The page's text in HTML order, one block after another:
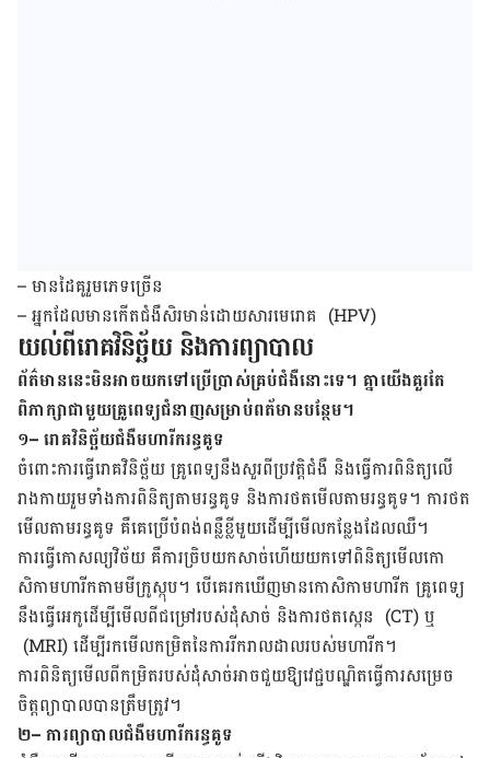
–មាន​ដៃ​គូ​រួម​ភេទ​ច្រើន
–អ្នក​ដែល​មាន​កើត​ជំងឺសិរមាន់​ដោយ​សារ​មេរោគ (HPV)
យល់​ពី​រោគ​វិនិច្ឆ័យ និងការ​ព្យា​បាល
ព័ត៌​មាន​នេះ​មិន​អាច​យក​ទៅ​ប្រើ​ប្រាស់​គ្រប់​ជំងឺ​នោះ​ទេ។ គ្នាយើង​គួរ​តែ​
ពិភាក្សា​ជា​មួយ​គ្រូ​ពេទ្យ​ជំនាញ​សម្រាប់​​ពត័​មាន​បន្ថែម។
១– រោគវិនិច្ឆ័យជំងឺមហារីករន្ធគូទ
ចំពោះ​ការ​ធ្វើ​រោគ​វិនិច្ឆ័យ គ្រូ​ពេទ្យ​នឹង​សួរ​ពី​ប្រវត្ដិ​ជំងឺ និង​ធ្វើ​ការ​ពិនិត្យ​លើ​
រាង​កាយ​រួម​ទាំង​ការ​ពិនិត្យ​តាម​រន្ធ​គូទ និង​ការ​ថត​មើល​តាម​រន្ធ​គូទ។ ការ​ថត​
មើល​តាម​រន្ធ​គូទ គឺ​គេ​ប្រើ​បំពង់​ពន្លឺ​ខ្លី​មួយ​ដើម្បី​មើល​កន្លែង​ដែល​ឈឺ។
ការ​ធ្វើ​កោសល្យ​វិច័យ ​គឺ​ការ​ច្រិប​យក​សាច់ហើយ​យក​ទៅ​ពិនិត្យ​មើល​កោ
សិកា​មហារីក​តាម​មីក្រូស្កុប។ បើ​គេ​រក​ឃើញ​មាន​កោសិកា​មហារីក គ្រូពេទ្យ​
នឹង​​ធ្វើ​អេកូ​ដើម្បី​មើល​ពី​ជម្រៅ​របស់​ដុំ​សាច់ និង​ការ​ថត​ស្កេន (CT) ឬ
(MRI) ដើម្បី​រក​មើល​កម្រិត​នៃ​ការ​រីក​រាល​ដាល​របស់​មហារីក។
ការ​ពិនិត្យ​មើល​ពី​កម្រិត​​របស់​ដុំ​សាច់​អាច​ជួយ​ឱ្យ​វេជ្ជបណ្ឌិត​ធ្វើ​ការ​សម្រេច​
ចិត្ត​ព្យាបាល​បាន​ត្រឹម​ត្រូវ។
២– ការព្យាបាលជំងឺមហារីករន្ធគូទ